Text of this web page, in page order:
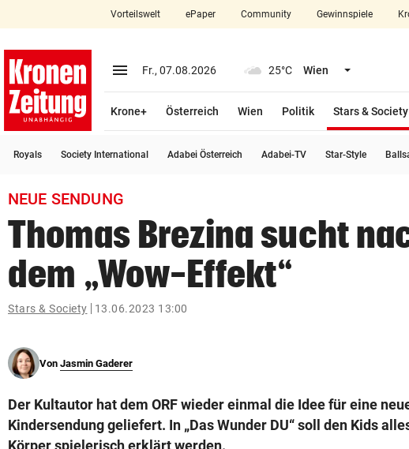
closeSchließen
account_circle Anmelden
arrow_right
bookmark
search
Suchbegriff
eingeben
© Krone Multimedia GmbH & Co KG 2026
Vorteilswelt ePaper Community Gewinnspiele
menu Menü aufklappen
Fr., 07.08.2026 25°C Wien Menü
Krone+ Österreich Wien Politik Stars & Society
Royals Society International Adabei Österreich Adabei-TV Star-Style
NEUE SENDUNG
Thomas Brezina sucht
dem „Wow-Effekt“
Stars & Society 13.06.2023 13:00
Von Jasmin Gaderer
Der Kultautor hat dem ORF wieder einmal die Idee für eine
Kindersendung geliefert. In „Das Wunder DU“ soll den Kids
Körper spielerisch erklärt werden.